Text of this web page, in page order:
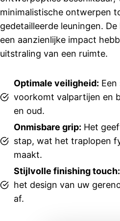
werden
netjes
nageko
men.
Ook
in de
showroo
m heeft
goed
geholpe
fijn met
ons
minimalistische ontwerpen
gedetailleerde leuningen.
een aanzienlijke impact
uitstraling van een ruimte.
Optimale veiligheid:
voorkomt valpartijen en
en oud.
Onmisbare grip: Het
stap, wat het traplopen
maakt.
Stijlvolle finishing touch:
het design van uw
af.